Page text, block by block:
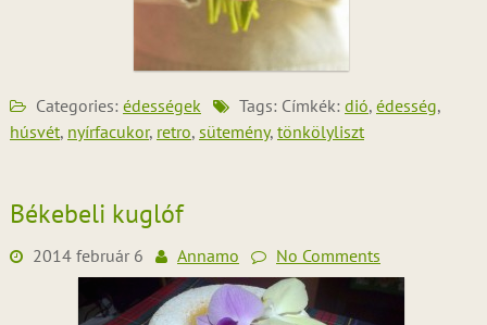
Categories: édességek Tags: Címkék: dió, édesség,
húsvét, nyírfacukor, retro, sütemény, tönkölyliszt
Békebeli kuglóf
2014 február 6 Annamo No Comments